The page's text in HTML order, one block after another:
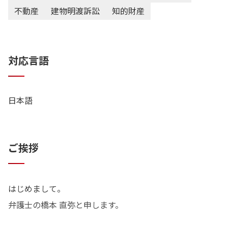
不動産
建物明渡訴訟 知的財産
対応言語
日本語
ご挨拶
はじめまして。
弁護士の橋本 直弥と申します。